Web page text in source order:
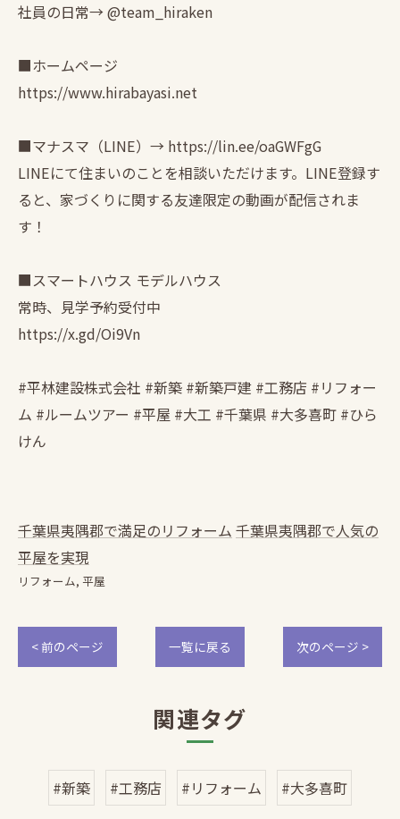
社員の日常→ @team_hiraken
■ホームページ
https://www.hirabayasi.net
■マナスマ（LINE）→ https://lin.ee/oaGWFgG
LINEにて住まいのことを相談いただけます。LINE登録す
ると、家づくりに関する友達限定の動画が配信されま
す！
■スマートハウス モデルハウス
常時、見学予約受付中
https://x.gd/Oi9Vn
#平林建設株式会社 #新築 #新築戸建 #工務店 #リフォー
ム #ルームツアー #平屋 #大工 #千葉県 #大多喜町 #ひら
けん
千葉県夷隅郡で満足のリフォーム 千葉県夷隅郡で人気の
平屋を実現
リフォーム 平屋
< 前のページ 一覧に戻る 次のページ >
関連タグ
#新築 #工務店 #リフォーム #大多喜町